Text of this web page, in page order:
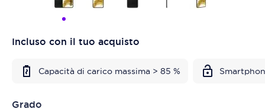
Incluso con il tuo acquisto
Capacità di carico massima > 85 %
Grado